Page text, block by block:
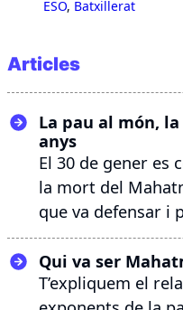
ESO, Batxillerat
Articles
La pau al món,
anys
El 30 de gener es
la mort del
que va defensar i
Qui va ser
T’expliquem el